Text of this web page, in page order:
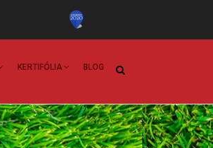
KERTIFÓLIA BLOG